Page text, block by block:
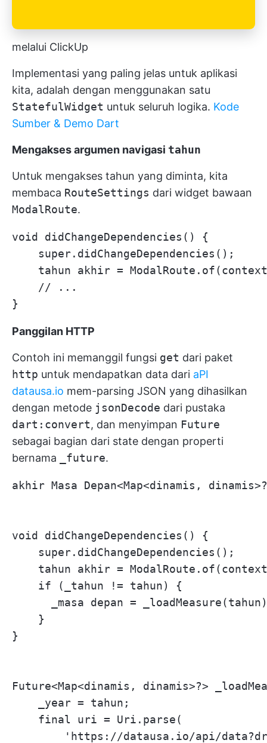
melalui ClickUp
Implementasi yang paling jelas untuk aplikasi
kita, adalah dengan menggunakan satu
StatefulWidget untuk seluruh logika. Kode
Sumber & Demo Dart
Mengakses argumen navigasi tahun
Untuk mengakses tahun yang diminta, kita
membaca RouteSettings dari widget bawaan
ModalRoute.
void didChangeDependencies() {
    super.didChangeDependencies();
tahun akhir =
    // ...
Panggilan HTTP
Contoh ini memanggil fungsi get dari paket
http untuk mendapatkan data dari aPI
datausa.io mem-parsing JSON yang dihasilkan
dengan metode jsonDecode dari pustaka
dart:convert, dan menyimpan Future
sebagai bagian dari state dengan properti
bernama
_future.
akhir Masa Depan<Map<dinamis,
void didChangeDependencies() {
    super.didChangeDependencies();
tahun akhir =
    if (_tahun != tahun) {
_masa depan =
    }
}
Future<Map<dinamis, dinamis>?>
    _year = tahun;
    final uri = Uri.parse(
'https://datausa.io/api/